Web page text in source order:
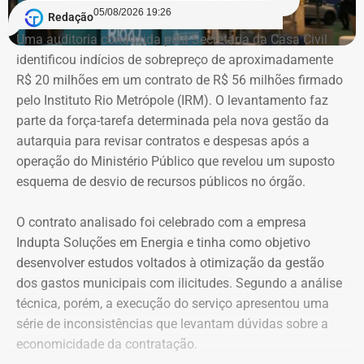
candidatos à Justiça Eleitoral e podem considerar os
valores históricos de aquisição dos bens, e não
necessariamente seus preços de mercado.
O crescimento patrimonial, por si só, não indica a
existência de irregularidades.
Declaração de bens de Vinícius Cozzolino em 2026 — Foto:
Reprodução/Divulgacand
Redação05/08/2026 19:26
Uma auditoria conduzida pela Secretaria da Casa Civil
identificou indícios de sobrepreço de aproximadamente
R$ 20 milhões em um contrato de R$ 56 milhões firmado
pelo Instituto Rio Metrópole (IRM). O levantamento faz
parte da força-tarefa determinada pela nova gestão da
autarquia para revisar contratos e despesas após a
operação do Ministério Público que revelou um suposto
esquema de desvio de recursos públicos no órgão.
O contrato analisado foi celebrado com a empresa
Indupta Soluções em Energia e tinha como objetivo
desenvolver estudos voltados à otimização da gestão
dos gastos municipais com ilicitudes. Segundo a análise
técnica, porém, a execução do serviço apresentou uma
série de inconsistências que levantam dúvidas sobre a
economicidade da contratação.